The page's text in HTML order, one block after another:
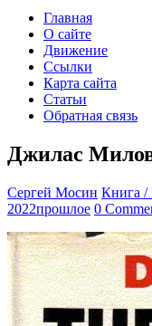
Главная
О сайте
Движение
Ссылки
Карта сайта
Статьи
Обратная связь
Джилас
Сергей Мосин Книга /
2022прошлое 0